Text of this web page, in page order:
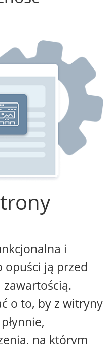
i
opuści ją przed
o to, by z witryny
na którym